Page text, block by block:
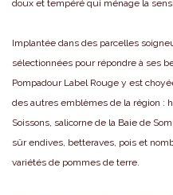
doux et tempéré qui ménage la
Implantée dans des parcelles
sélectionnées pour répondre à ses
Pompadour Label Rouge y est
des autres emblèmes de la région :
Soissons, salicorne de la Baie de
sûr endives, betteraves, pois et
variétés de pommes de terre.